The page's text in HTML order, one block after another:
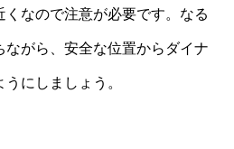
なので注意が必要です。なる
がら、安全な位置からダイナ
にしましょう。